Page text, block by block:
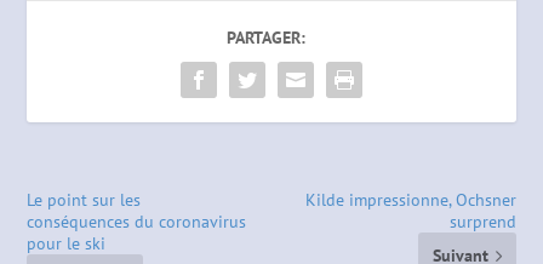
PARTAGER:
Le point sur les
conséquences du coronavirus
pour le ski
Kilde impressionne, Ochsner
surprend
Suivant